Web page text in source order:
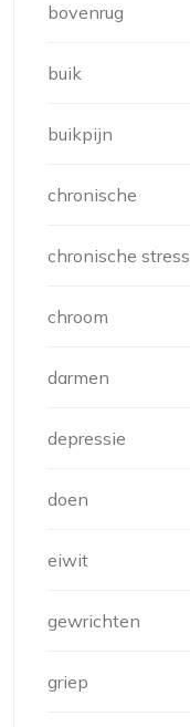
bovenrug
buik
buikpijn
chronische
chronische stress
chroom
darmen
depressie
doen
eiwit
gewrichten
griep